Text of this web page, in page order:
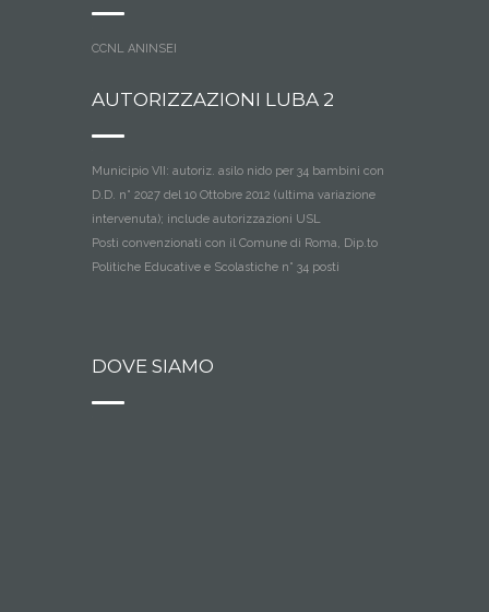
CCNL ANINSEI
AUTORIZZAZIONI LUBA 2
Municipio VII: autoriz. asilo nido per 34 bambini con
D.D. n° 2027 del 10 Ottobre 2012 (ultima variazione
intervenuta); include autorizzazioni USL
Posti convenzionati con il Comune di Roma, Dip.to
Politiche Educative e Scolastiche n° 34 posti
DOVE SIAMO